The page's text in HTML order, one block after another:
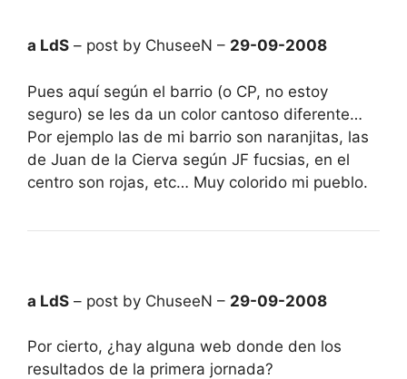
a LdS – post by ChuseeN – 29-09-2008
Pues aquí según el barrio (o CP, no estoy
seguro) se les da un color cantoso diferente…
Por ejemplo las de mi barrio son naranjitas, las
de Juan de la Cierva según JF fucsias, en el
centro son rojas, etc… Muy colorido mi pueblo.
a LdS – post by ChuseeN – 29-09-2008
Por cierto, ¿hay alguna web donde den los
resultados de la primera jornada?